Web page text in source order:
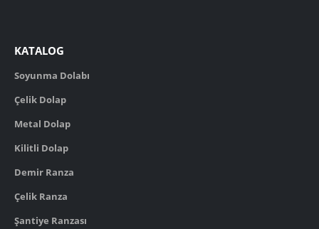
KATALOG
Soyunma Dolabı
Çelik Dolap
Metal Dolap
Kilitli Dolap
Demir Ranza
Çelik Ranza
Şantiye Ranzası